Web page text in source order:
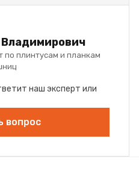
по плинтусам и планкам
наш эксперт или
вопрос